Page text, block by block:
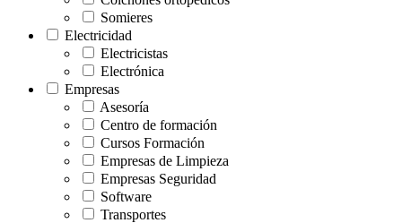
Somieres
Electricidad
Electricistas
Electrónica
Empresas
Asesoría
Centro de formación
Cursos Formación
Empresas de Limpieza
Empresas Seguridad
Software
Transportes